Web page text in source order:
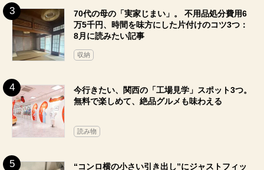
70代の母の「実家じまい」。 不用品処分費用6
万5千円、時間を味方にした片付けのコツ3つ：
8月に読みたい記事
収納
今行きたい、関西の「工場見学」スポット3つ。
無料で楽しめて、絶品グルメも味わえる
読み物
“コンロ横の小さい引き出し”にジャストフィッ